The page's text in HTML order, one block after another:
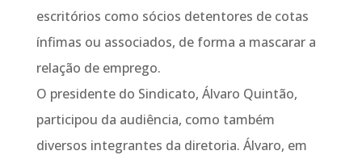
escritórios como sócios detentores de cotas
ínfimas ou associados, de forma a mascarar a
relação de emprego.
O presidente do Sindicato, Álvaro Quintão,
participou da audiência, como também
diversos integrantes da diretoria. Álvaro, em